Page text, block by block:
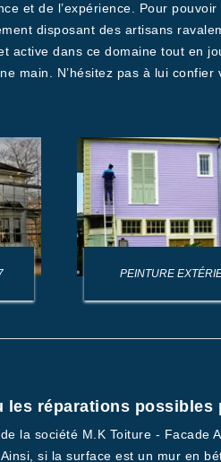
et de l’expérience. Pour
disposant des artisans
active dans ce domaine tout en
main. N’hésitez pas à lui confier
PEINTURE
les réparations possibles
la société M.K Toiture -
si la surface est un mur en